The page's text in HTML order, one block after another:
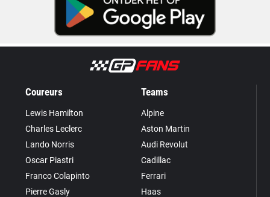
Coureurs
Lewis Hamilton
Charles Leclerc
Lando Norris
Oscar Piastri
Franco Colapinto
Pierre Gasly
Teams
Alpine
Aston Martin
Audi Revolut
Cadillac
Ferrari
Haas